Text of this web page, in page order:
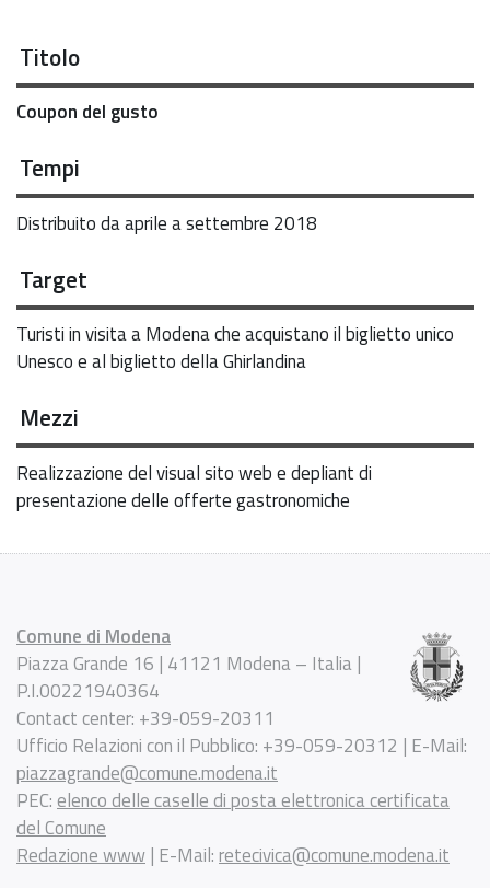
Titolo
Coupon del gusto
Tempi
Distribuito da aprile a settembre 2018
Target
Turisti in visita a Modena che acquistano il biglietto unico
Unesco e al biglietto della Ghirlandina
Mezzi
Realizzazione del visual sito web e depliant di
presentazione delle offerte gastronomiche
Comune di Modena
Piazza Grande 16 | 41121 Modena – Italia |
P.I.00221940364
Contact center: +39-059-20311
Ufficio Relazioni con il Pubblico: +39-059-20312 | E-Mail:
piazzagrande@comune.modena.it
PEC:elenco delle caselle di posta elettronica certificata
del Comune
Redazione www| E-Mail:retecivica@comune.modena.it